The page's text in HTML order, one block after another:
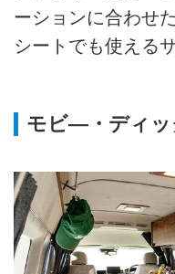
ーションに合わせ
シートでも使える
モビ―・ディッ